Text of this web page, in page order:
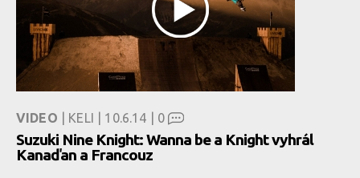
VIDEO | KELI | 10.6.14 | 0
Suzuki Nine Knight: Wanna be a Knight vyhrál
Kanaďan a Francouz